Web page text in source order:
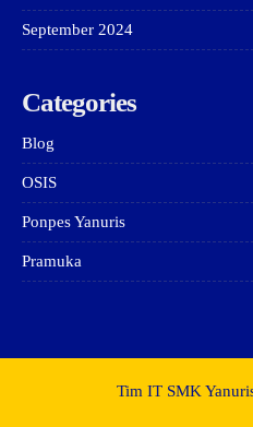
September 2024
Categories
Blog
OSIS
Ponpes Yanuris
Pramuka
Tim IT SMK